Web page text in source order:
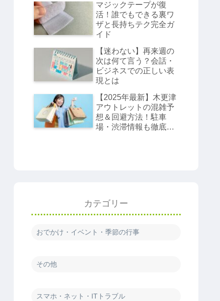
マジックテープが復
活！誰でもできる裏ワ
ザと長持ちテク完全ガ
イド
【迷わない】再来週の
次は何て言う？会話・
ビジネスでの正しい表
現とは
【2025年最新】木更津
アウトレットの混雑予
想＆回避方法！駐車
場・渋滞情報も徹底解
カテゴリー
おでかけ・イベント・季節の行事
その他
スマホ・ネット・ITトラブル